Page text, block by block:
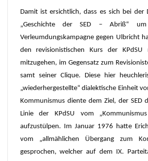
Damit ist ersichtlich, dass es sich bei der
„Geschichte der SED – Abriß“
Verleumdungskampagne gegen Ulbricht
den revisionistischen Kurs der
mitzugehen, im Gegensatz zum
samt seiner Clique. Diese hier
„wiederhergestellte“ dialektische Einheit
Kommunismus diente dem Ziel, der SED
Linie der KPdSU vom
aufzustülpen. Im Januar 1976 hatte
vom „allmählichen Übergang zum
gesprochen, welcher auf dem IX.